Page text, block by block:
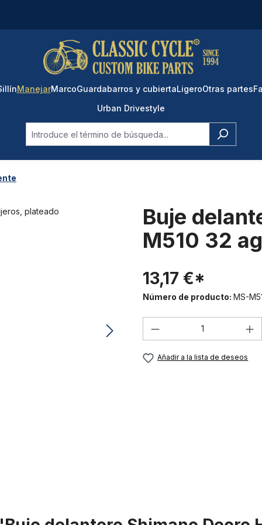
ManejarMarcoGuardabarros y cubiertaLigeroOtras partes
Urban Drivestyle
Buje
M510 32
13,17 €*
Número de producto: MS-
Cantidad del
Añadir a la lista de deseos